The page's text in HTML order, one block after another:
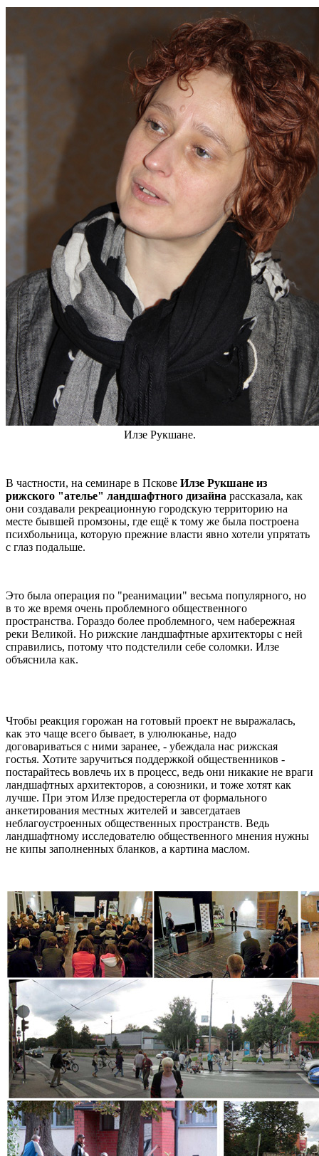
Илзе Рукшане.
В частности, на семинаре в Пскове Илзе Рукшане из
рижского "ателье" ландшафтного дизайна рассказала, как
они создавали рекреационную городскую территорию на
месте бывшей промзоны, где ещё к тому же была построена
психбольница, которую прежние власти явно хотели упрятать
с глаз подальше.
Это была операция по "реанимации" весьма популярного, но
в то же время очень проблемного общественного
пространства. Гораздо более проблемного, чем набережная
реки Великой. Но рижские ландшафтные архитекторы с ней
справились, потому что подстелили себе соломки. Илзе
объяснила как.
Чтобы реакция горожан на готовый проект не выражалась,
как это чаще всего бывает, в улюлюканье, надо
договариваться с ними заранее, - убеждала нас рижская
гостья. Хотите заручиться поддержкой общественников -
постарайтесь вовлечь их в процесс, ведь они никакие не враги
ландшафтных архитекторов, а союзники, и тоже хотят как
лучше. При этом Илзе предостерегла от формального
анкетирования местных жителей и завсегдатаев
неблагоустроенных общественных пространств. Ведь
ландшафтному исследователю общественного мнения нужны
не кипы заполненных бланков, а картина маслом.